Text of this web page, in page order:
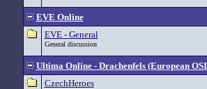
EVE Online
EVE - General
General discussion
Ultima Online - Drachenfels (European
CzechHeroes